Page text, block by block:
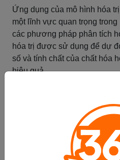
Ứng dụng của mô hình hóa
một lĩnh vực quan trọng
các phương pháp phân tích
hóa trị được sử dụng để dự
số và tính chất của chất hóa
hiệu quả.
dữ liệu thực nghiệm. Mô
bằng cách sử dụng các
toán máy học để tìm ra mối
vào và kết quả phân tích
Sau khi xây dựng mô hình,